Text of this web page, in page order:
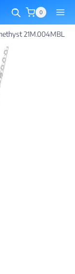
0
21M.004MBL